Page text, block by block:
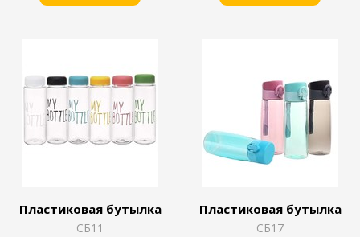
Пластиковая бутылка
СБ11
Пластиковая бутылка
СБ17